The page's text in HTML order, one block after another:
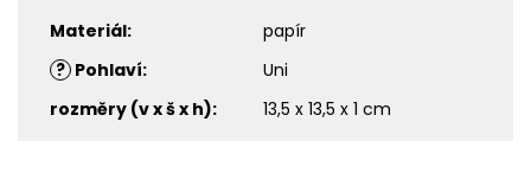
Materiál:
papír
? Pohlaví:
Uni
rozměry (v x š x h): 13,5 x 13,5 x 1 cm